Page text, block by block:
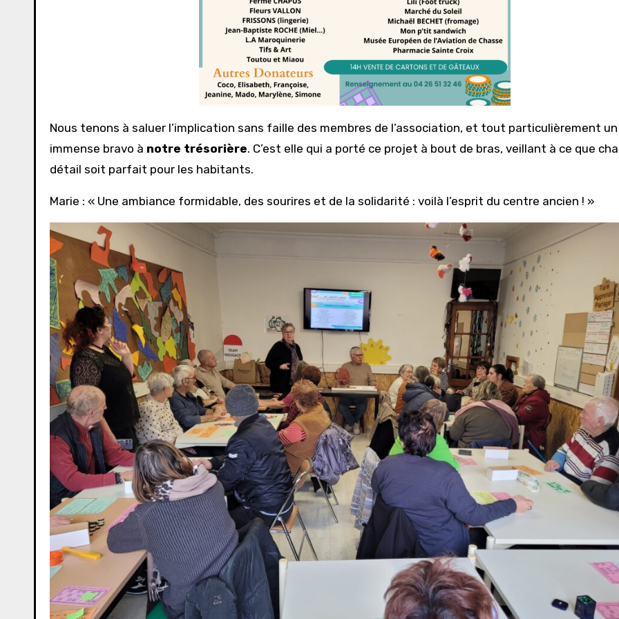
Nous tenons à saluer l’implication sans faille des membres de l’association, et tout particulièrement un
immense bravo à notre trésorière. C’est elle qui a porté ce projet à bout de bras, veillant à ce que
détail soit parfait pour les habitants.
Marie : « Une ambiance formidable, des sourires et de la solidarité : voilà l’esprit du centre ancien ! »